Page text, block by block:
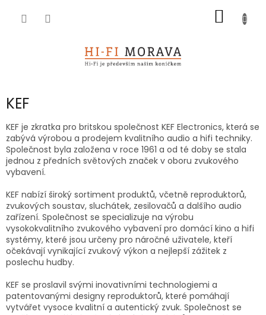
KOŠÍK
KEF
KEF je zkratka pro britskou společnost KEF Electronics, která se
zabývá výrobou a prodejem kvalitního audio a hifi techniky.
Společnost byla založena v roce 1961 a od té doby se stala
jednou z předních světových značek v oboru zvukového
vybavení.
KEF nabízí široký sortiment produktů, včetně reproduktorů,
zvukových soustav, sluchátek, zesilovačů a dalšího audio
zařízení. Společnost se specializuje na výrobu
vysokokvalitního zvukového vybavení pro domácí kino a hifi
systémy, které jsou určeny pro náročné uživatele, kteří
očekávají vynikající zvukový výkon a nejlepší zážitek z
poslechu hudby.
KEF se proslavil svými inovativními technologiemi a
patentovanými designy reproduktorů, které pomáhají
vytvářet vysoce kvalitní a autentický zvuk. Společnost se